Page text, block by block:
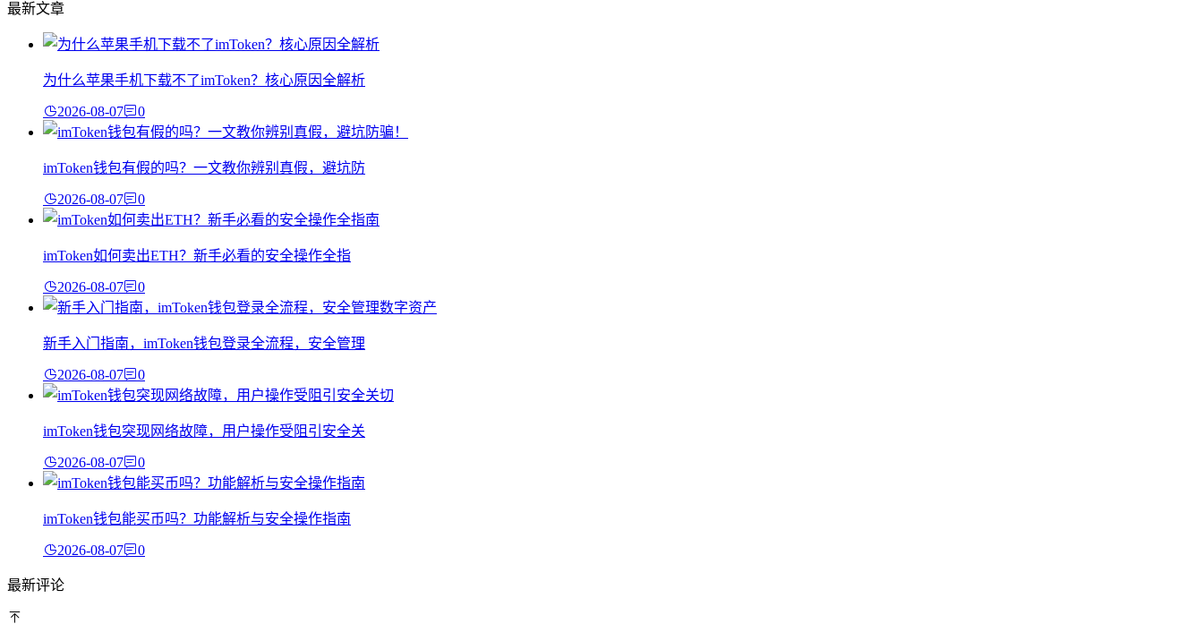
最新文章
为什么苹果手机下载不了imToken？核心原因全解析
2026-08-07 0
imToken钱包有假的吗？一文教你辨别真假，避坑防
2026-08-07 0
imToken如何卖出ETH？新手必看的安全操作全指
2026-08-07 0
新手入门指南，imToken钱包登录全流程，安全管理
2026-08-07 0
imToken钱包突现网络故障，用户操作受阻引安全关
2026-08-07 0
imToken钱包能买币吗？功能解析与安全操作指南
2026-08-07 0
最新评论